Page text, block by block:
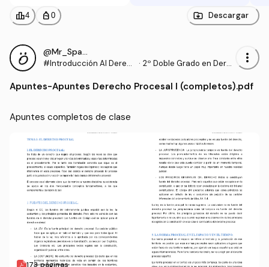
leaderboard4 personal_bag 0 Descargar
@Mr_Spaceman
#Introducción Al Derec
· 2º Doble Grado en Dere
ración Pública (US)
more_vert
Apuntes-Apuntes Derecho Procesal I (completos).pdf
Apuntes completos de clase
173 páginas